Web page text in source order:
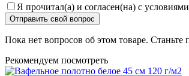
Я прочитал(а) и согласен(на) с условиями
Отправить свой вопрос
Пока нет вопросов об этом товаре. Станьте
Рекомендуем посмотреть